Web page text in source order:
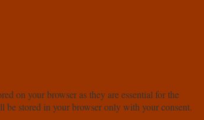
on your browser as they are essential for the
be stored in your browser only with your consent.